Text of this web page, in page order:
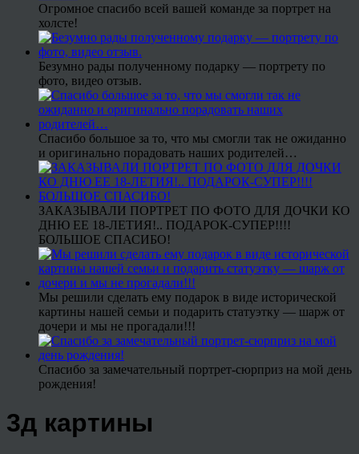
Огромное спасибо всей вашей команде за портрет на
холсте!
Безумно рады полученному подарку — портрету по
фото, видео отзыв.
Спасибо большое за то, что мы смогли так не ожиданно
и оригинально порадовать наших родителей…
ЗАКАЗЫВАЛИ ПОРТРЕТ ПО ФОТО ДЛЯ ДОЧКИ КО
ДНЮ ЕЕ 18-ЛЕТИЯ!.. ПОДАРОК-СУПЕР!!!!
БОЛЬШОЕ СПАСИБО!
Мы решили сделать ему подарок в виде исторической
картины нашей семьи и подарить статуэтку — шарж от
дочери и мы не прогадали!!!
Спасибо за замечательный портрет-сюрприз на мой день
рождения!
3д картины